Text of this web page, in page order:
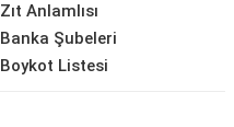
Zıt Anlamlısı
Banka Şubeleri
Boykot Listesi